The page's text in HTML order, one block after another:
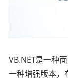
VB.NET是一种
一种增强版本，